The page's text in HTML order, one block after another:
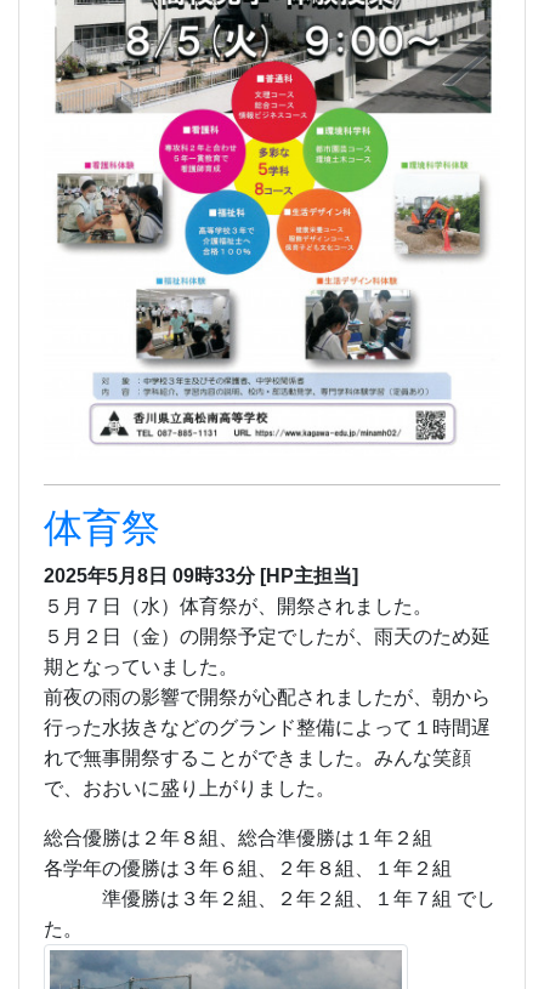
体育祭
2025年5月8日 09時33分
[HP主担当]
５月７日（水）体育祭が、開祭されました。
５月２日（金）の開祭予定でしたが、雨天のため延
期となっていました。
前夜の雨の影響で開祭が心配されましたが、朝から
行った水抜きなどのグランド整備によって１時間遅
で、おおいに盛り上がりました。
総合優勝は２年８組、総合準優勝は１年２組
各学年の優勝は３年６組、２年８組、１年２組
準優勝は３年２組、２年２組、１年７組
た。